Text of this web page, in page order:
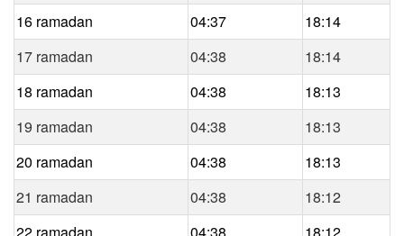
16 ramadan
04:37
18:14
17 ramadan
04:38
18:14
18 ramadan
04:38
18:13
19 ramadan
04:38
18:13
20 ramadan
04:38
18:13
21 ramadan
04:38
18:12
22 ramadan
04:38
18:12